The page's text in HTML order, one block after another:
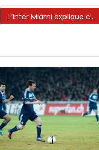
L’Inter Miami explique comment les retrouvailles de Neymar avec Lionel Messi pourraient avoir lieu, avec un possible transfert en MLS et la reformulation de MSN aux États-Unis